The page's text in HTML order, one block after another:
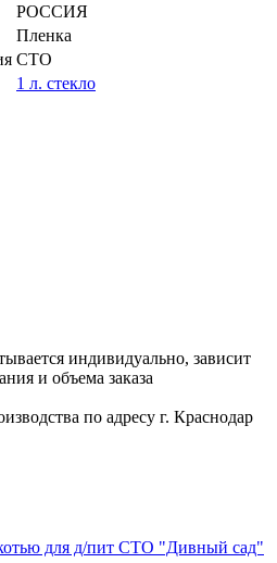
РОССИЯ
Пленка
СТО
1 л. стекло
индивидуально, зависит
и объема заказа
по адресу г. Краснодар